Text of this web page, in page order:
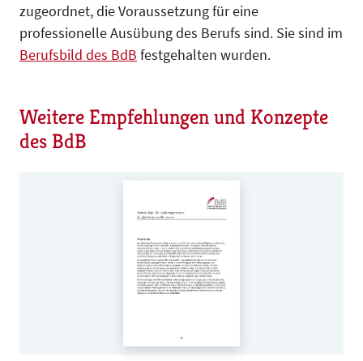
zugeordnet, die Voraussetzung für eine
professionelle Ausübung des Berufs sind. Sie sind im
Berufsbild des BdB festgehalten wurden.
Weitere Empfehlungen und Konzepte
des BdB